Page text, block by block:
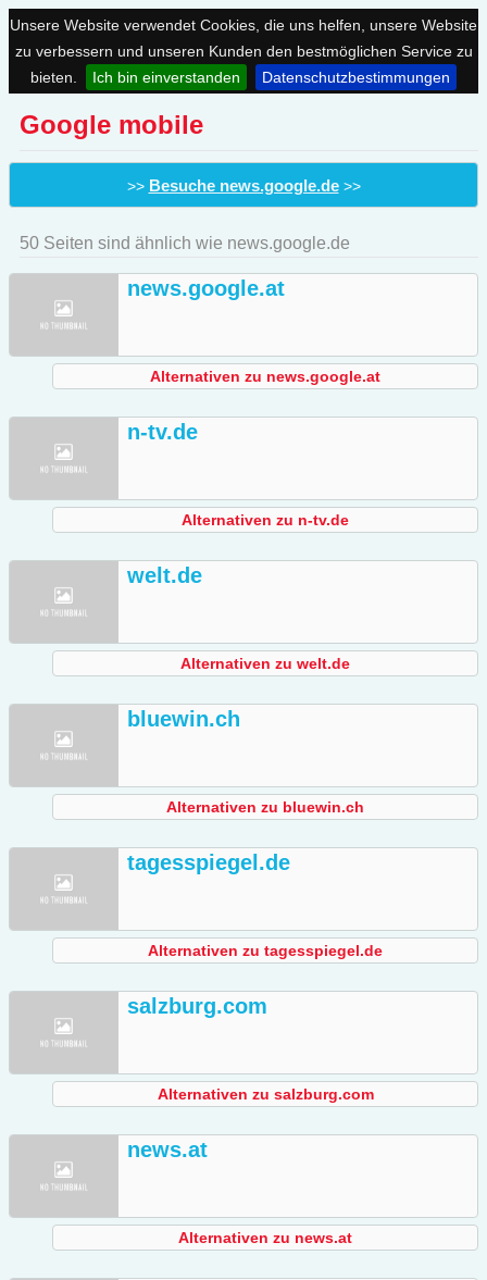
Unsere Website verwendet Cookies, die uns helfen, unsere Website
zu verbessern und unseren Kunden den bestmöglichen Service zu
bieten.
Ich bin einverstanden Datenschutzbestimmungen
Google mobile
>> Besuche news.google.de>>
50 Seiten sind ähnlich wie news.google.de
news.google.at
Alternativen zu news.google.at
n-tv.de
Alternativen zu n-tv.de
welt.de
Alternativen zu welt.de
bluewin.ch
Alternativen zu bluewin.ch
tagesspiegel.de
Alternativen zu tagesspiegel.de
salzburg.com
Alternativen zu salzburg.com
news.at
Alternativen zu news.at